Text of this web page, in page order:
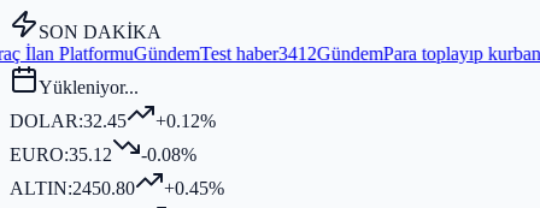
SON DAKİKA
Test haber3412GündemPara toplayıp kurban kesmediği iddia
Yükleniyor...
DOLAR:32.45
+0.12%
EURO:35.12
-0.08%
ALTIN:2450.80
+0.45%